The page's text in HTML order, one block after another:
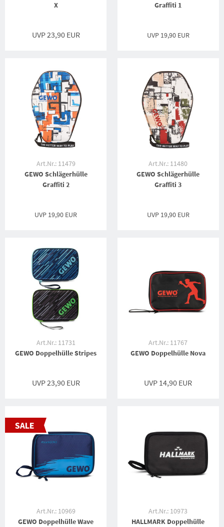
X
UVP 23,90 EUR
Graffiti 1
UVP 19,90 EUR
Art.Nr.: 11479
GEWO Schlägerhülle
Graffiti 2
UVP 19,90 EUR
Art.Nr.: 11480
GEWO Schlägerhülle
Graffiti 3
UVP 19,90 EUR
Art.Nr.: 11731
GEWO Doppelhülle Stripes
UVP 23,90 EUR
Art.Nr.: 11767
GEWO Doppelhülle Nova
UVP 14,90 EUR
Art.Nr.: 10969
GEWO Doppelhülle Wave
Art.Nr.: 10973
HALLMARK Doppelhülle